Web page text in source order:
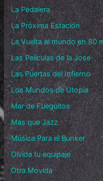
La Pedalera
La Próxima Estación
La Vuelta al mundo en 80
Las Películas de la Jose
Las Puertas del Infierno
Los Mundos de Utopía
Mar de Fueguitos
Mas que Jazz
Música Para el Bunker
Olvida tu equipaje
Otra Movida